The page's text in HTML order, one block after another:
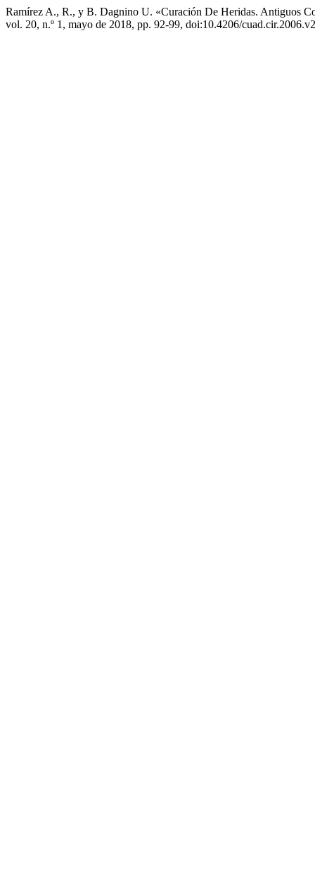
Ramírez A., R., y B. Dagnino U. «Curación De Heridas. Antiguos
vol. 20, n.º 1, mayo de 2018, pp. 92-99, doi:10.4206/